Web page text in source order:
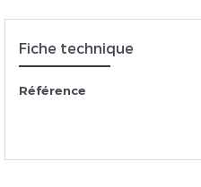
Fiche technique
Référence